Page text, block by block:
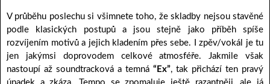
V průběhu poslechu si všimnete toho, že skladby nejsou stavěné
podle klasických postupů a jsou stejně jako příběh spíše
rozvíjením motivů a jejich kladením přes sebe. I zpěv/vokál je tu
jen jakýmsi doprovodem celkové atmosféře. Jakmile však
nastoupí až soundtracková a temná “Ex”, tak přichází ten pravý